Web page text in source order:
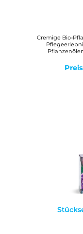
Cremige Bio-